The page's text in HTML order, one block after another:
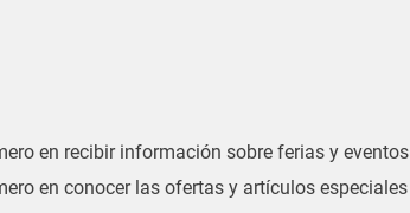
en recibir información sobre ferias y eventos
en conocer las ofertas y artículos especiales